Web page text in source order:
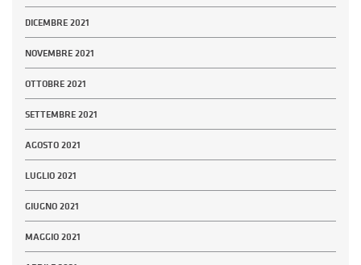
DICEMBRE 2021
NOVEMBRE 2021
OTTOBRE 2021
SETTEMBRE 2021
AGOSTO 2021
LUGLIO 2021
GIUGNO 2021
MAGGIO 2021